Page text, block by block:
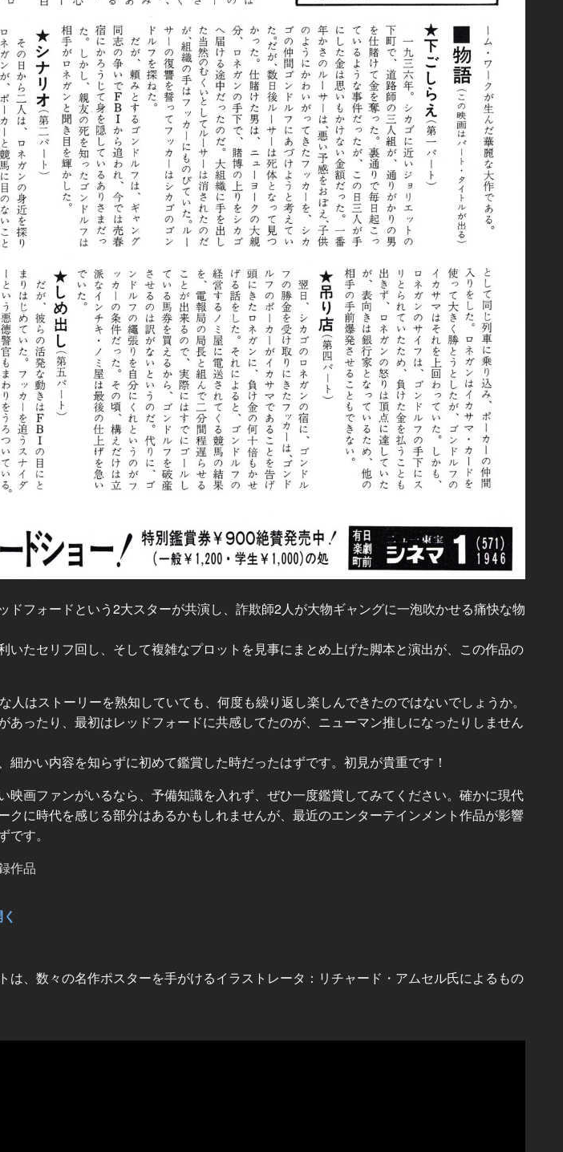
ドフォードという2大スターが共演し、詐欺師2人が大物ギャングに一泡吹かせる痛快な物
いたセリフ回し、そして複雑なプロットを見事にまとめ上げた脚本と演出が、この作品の
人はストーリーを熟知していても、何度も繰り返し楽しんできたのではないでしょうか。
あったり、最初はレッドフォードに共感してたのが、ニューマン推しになったりしません
細かい内容を知らずに初めて鑑賞した時だったはずです。初見が貴重です！
映画ファンがいるなら、予備知識を入れず、ぜひ一度鑑賞してみてください。確かに現代
クに時代を感じる部分はあるかもしれませんが、最近のエンターテインメント作品が影響
す。
作品
は、数々の名作ポスターを手がけるイラストレータ：リチャード・アムセル氏によるもの